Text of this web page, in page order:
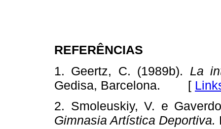
REFERÊNCIAS
1. Geertz, C. (1989b). La
Gedisa, Barcelona. [
2. Smoleuskiy, V. e
Gimnasia Artística Deportiva.